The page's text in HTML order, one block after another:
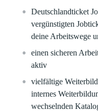
Deutschlandticket
vergünstigten
deine Arbeitswege
einensicheren
aktiv
vielfältige
internes
wechselnden